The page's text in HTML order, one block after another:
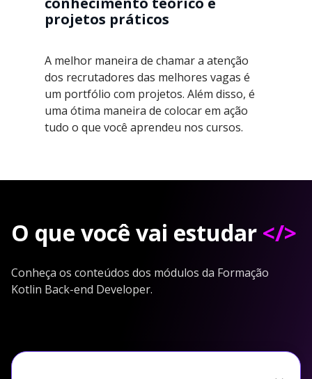
projetos práticos
A melhor maneira de chamar a atenção
dos recrutadores das melhores vagas é
um portfólio com projetos. Além disso, é
uma ótima maneira de colocar em ação
tudo o que você aprendeu nos cursos.
O que você vai estudar </>
Conheça os conteúdos dos módulos da Formação
Kotlin Back-end Developer.